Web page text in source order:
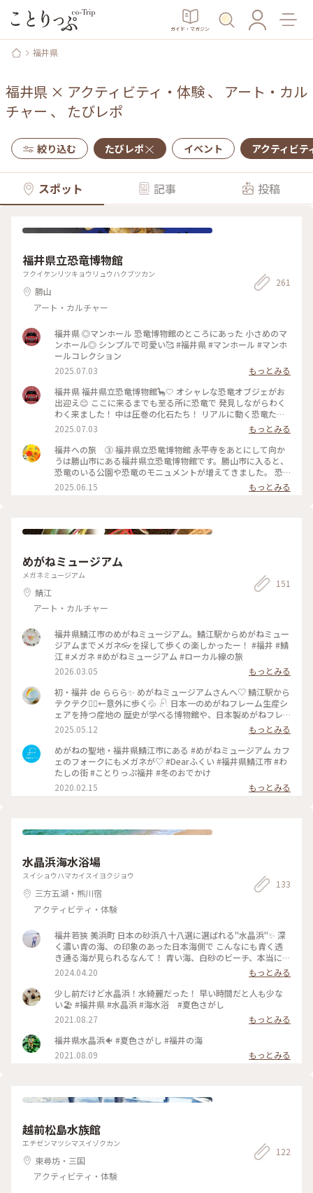
ガイド・マガジン
福井県
福井県 × アクティビティ・体験、 アート・カル
チャー 、 たびレポ
絞り込む たびレポ イベント アクティビテ
スポット 記事 投稿
福井県立恐竜博物館
フクイケンリツキョウリュウハクブツカン
勝山
アート・カルチャー
261
福井県 ◎マンホール 恐竜博物館のところにあった 小さめのマ
ンホール◎ シンプルで可愛い🥰 #福井県 #マンホール #マンホ
ールコレクション
2025.07.03
もっとみる
福井県 福井県立恐竜博物館🦕‎🤍 オシャレな恐竜オブジェがお
出迎え😊 ここに来るまでも至る所に恐竜で 発見しながらわく
わく来ました！ 中は圧巻の化石たち！ リアルに動く恐竜たち
に近づけない子も たくさんいました😅 平日の午前中は学生団
体が多くて ゆっくり見て回りたいなら平日は午後がおすすめ
お土産もオリジナル品がたくさん 銅板コインとGODIVAコラボ
の品を 買いました😚 …でも何でこの入口の素敵なオブジェが
お土産にラインナップされてないんだ！！！！ 売れると思い
2025.07.03
もっとみる
福井への旅 ③ 福井県立恐竜博物館 永平寺をあとにして向か
うは勝山市にある福井県立恐竜博物館です。勝山市に入ると、
恐竜のいる公園や恐竜のモニュメントが増えてきました。 恐
竜博物館新館ホールには、1989年から始まった発掘調査によ
って発見され、学名のついた5種の恐竜（フクイラプトル（写
がありました。大陸と日本がつながっていたことを実感しま
室の作業風景を見ることができたりと盛りだくさんでした。
見晴らしの良い屋上からは工事中の建物も見え、さらにパワー
県立恐竜博物館 #フクイラプトル #ここで時間いっぱい #一乗
谷へは #行けず
2025.06.15 もっとみる
めがねミュージアム
メガネミュージアム
鯖江
アート・カルチャー
151
福井県鯖江市のめがねミュージアム。鯖江駅からめがねミュー
ジアムまでメガネ👓を探して歩くの楽しかったー！ #福井 #鯖
江 #メガネ #めがねミュージアム #ローカル線の旅
2026.03.05
もっとみる
初・福井 de ららら✨ めがねミュージアムさんへ♡ 鯖江駅から
テクテク🚶‍♀️←意外に歩く💦 𓍯 日本一のめがねフレーム生産シ
ェアを持つ産地の 歴史が学べる博物館や、日本製めがねフレ
ームが 約3000本並ぶめがねショップがあります。 体験工房も
ありました〜👓 𓍯 ミュージアムのエントランスには 球体のメ
ガネアートが✨ 下から見上げても、階段登って向き合っても
それは美しいフレームの集まりでした。 𓍯 ここでのMyおみや
は ⚪︎ 眼鏡堅パン（北陸新幹線バージョン🚄） ⚪︎メガネフレー
ムキーホルダー ⚪︎革製メガネホルダーネックレス的なもの 入
れてくれた紙袋は、視力検査デザインでした🛍️ #ことりっぷ福
2025.05.12
もっとみる
めがねの聖地・福井県鯖江市にある #めがねミュージアム カフ
ェのフォークにもメガネが♡ #Dearふくい #福井県鯖江市 #わ
たしの街 #ことりっぷ福井 #冬のおでかけ
2020.02.15
もっとみる
水晶浜海水浴場
スイショウハマカイスイヨクジョウ
三方五湖・熊川宿
アクティビティ・体験
133
福井若狭 美浜町 日本の砂浜八十八選に選ばれる"水晶浜"✨ 深
く濃い青の海、の印象のあった日本海側で こんなにも青く透
き通る海が見られるなんて！ 青い海、白砂のビーチ、本当に南
国のよう✨ 到着するやいなや 「わーい！」と駆け出しました
笑 海に入れる季節が待ち遠しいです #水晶浜 #福井旅 #福井
さんぽ#若狭 #福井県美浜町 #海 #白砂ビーチ #春色さがし #電
車旅
2024.04.20
もっとみる
少し前だけど水晶浜！水綺麗だった！ 早い時間だと人も少な
い🏖 #福井県 #水晶浜 #海水浴 #夏色さがし
2021.08.27
もっとみる
福井県水晶浜🐠 #夏色さがし #福井の海
2021.08.09
もっとみる
越前松島水族館
エチゼンマツシマスイゾクカン
東尋坊・三国
アクティビティ・体験
122